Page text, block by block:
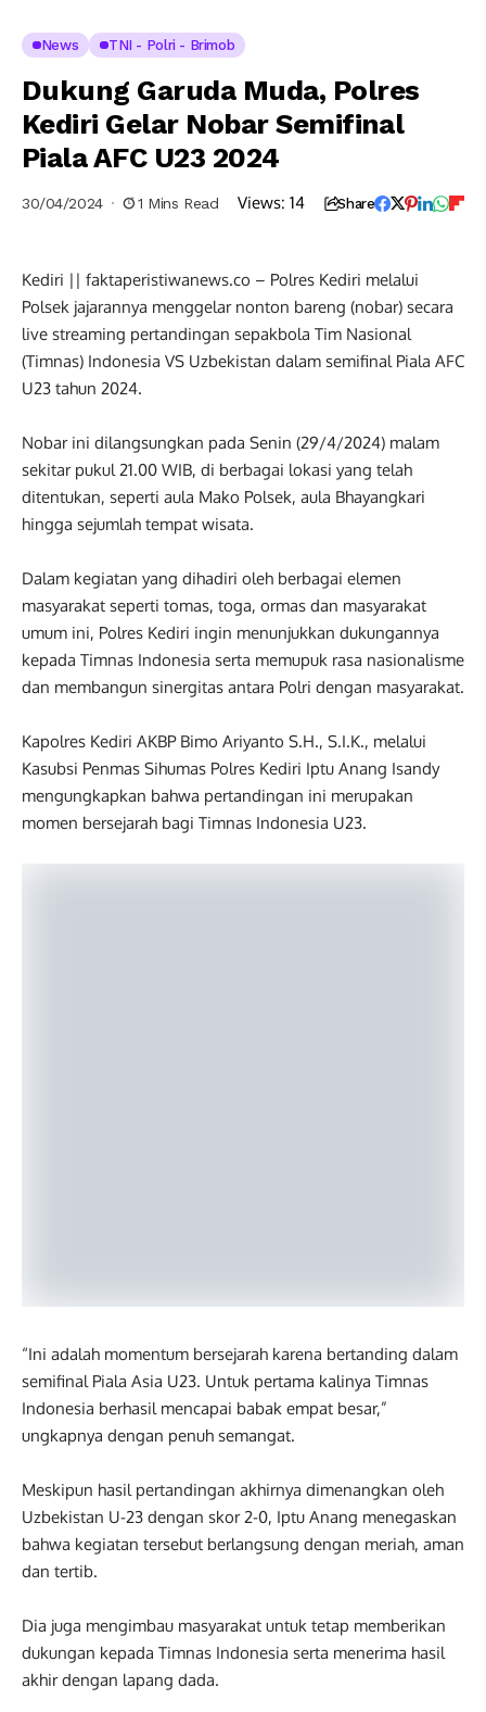
News TNI - Polri - Brimob
Dukung Garuda Muda, Polres
Kediri Gelar Nobar Semifinal
Piala AFC U23 2024
30/04/2024 1 Mins Read Views: 14 Share
Kediri || faktaperistiwanews.co – Polres Kediri melalui
Polsek jajarannya menggelar nonton bareng (nobar) secara
live streaming pertandingan sepakbola Tim Nasional
(Timnas) Indonesia VS Uzbekistan dalam semifinal Piala AFC
U23 tahun 2024.
Nobar ini dilangsungkan pada Senin (29/4/2024) malam
sekitar pukul 21.00 WIB, di berbagai lokasi yang telah
ditentukan, seperti aula Mako Polsek, aula Bhayangkari
hingga sejumlah tempat wisata.
Dalam kegiatan yang dihadiri oleh berbagai elemen
masyarakat seperti tomas, toga, ormas dan masyarakat
umum ini, Polres Kediri ingin menunjukkan dukungannya
kepada Timnas Indonesia serta memupuk rasa nasionalisme
dan membangun sinergitas antara Polri dengan masyarakat.
Kapolres Kediri AKBP Bimo Ariyanto S.H., S.I.K., melalui
Kasubsi Penmas Sihumas Polres Kediri Iptu Anang Isandy
mengungkapkan bahwa pertandingan ini merupakan
momen bersejarah bagi Timnas Indonesia U23.
“Ini adalah momentum bersejarah karena bertanding dalam
semifinal Piala Asia U23. Untuk pertama kalinya Timnas
Indonesia berhasil mencapai babak empat besar,”
ungkapnya dengan penuh semangat.
Meskipun hasil pertandingan akhirnya dimenangkan oleh
Uzbekistan U-23 dengan skor 2-0, Iptu Anang menegaskan
bahwa kegiatan tersebut berlangsung dengan meriah, aman
dan tertib.
Dia juga mengimbau masyarakat untuk tetap memberikan
dukungan kepada Timnas Indonesia serta menerima hasil
akhir dengan lapang dada.